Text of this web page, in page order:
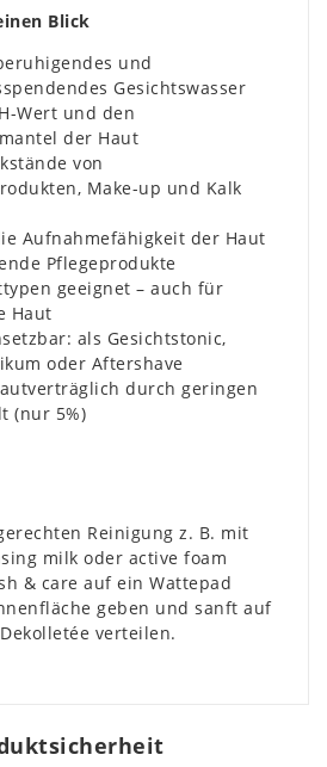
Blick
und
Gesichtswasser
Wert und den
der Haut
von
Make-up und Kalk
Aufnahmefähigkeit der Haut
Pflegeprodukte
geeignet – auch für
Haut
als Gesichtstonic,
oder Aftershave
durch geringen
(nur 5%)
Reinigung z. B. mit
milk oder active foam
& care auf ein Wattepad
geben und sanft auf
verteilen.